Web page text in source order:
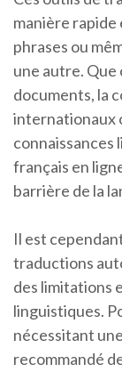
manière
phrases ou
une autre. Que
documents, la
internationaux
connaissances
français en
barrière de la
Il est
traductions
des limitations
linguistiques.
nécessitant
recommandé